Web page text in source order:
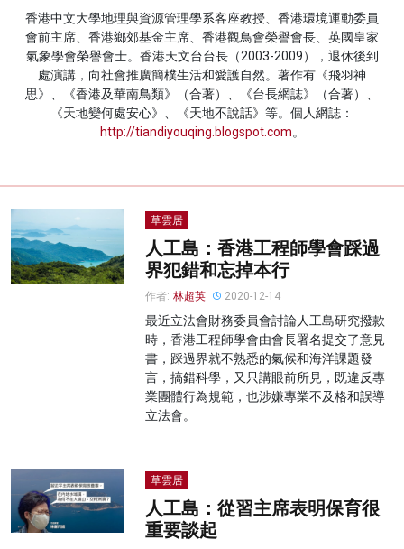
名家榜
灼見活動
關於我們
香港中文大學地理與資源管理學系客座教授、香港環境運動委員
會前主席、香港鄉郊基金主席、香港觀鳥會榮譽會長、英國皇家
氣象學會榮譽會士。香港天文台台長（2003-2009），退休後到
處演講，向社會推廣簡樸生活和愛護自然。著作有《飛羽神
思》、《香港及華南鳥類》（合著）、《台長網誌》（合著）、
《天地變何處安心》、《天地不說話》等。個人網誌：
http://tiandiyouqing.blogspot.com。
草雲居
人工島：香港工程師學會踩過
界犯錯和忘掉本行
作者: 林超英 2020-12-14
最近立法會財務委員會討論人工島研究撥款
時，香港工程師學會由會長署名提交了意見
書，踩過界就不熟悉的氣候和海洋課題發
言，搞錯科學，又只講眼前所見，既違反專
業團體行為規範，也涉嫌專業不及格和誤導
立法會。
草雲居
人工島：從習主席表明保育很
重要談起